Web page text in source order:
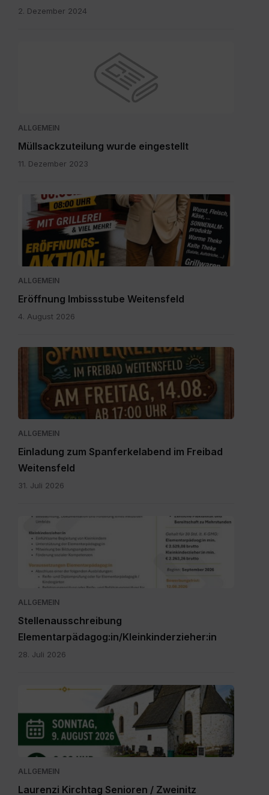
2. Dezember 2024
ALLGEMEIN
Müllsackzuteilung wurde eingestellt
11. Dezember 2023
IMG-
20260804-
WA0003.jpg
ALLGEMEIN
Eröffnung Imbissstube Weitensfeld
4. August 2026
Einladung
Spanferkelabend.jpg
ALLGEMEIN
Einladung zum Spanferkelabend im Freibad
Weitensfeld
31. Juli 2026
Personalpool
Bezirk
Feldkirchen
St.
Veit.pdf
ALLGEMEIN
Stellenausschreibung
Elementarpädagog:in/Kleinkinderzieher:in
28. Juli 2026
IMG-
WA0000.jpg
ALLGEMEIN
Laurenzi Kirchtag Senioren / Zweinitz